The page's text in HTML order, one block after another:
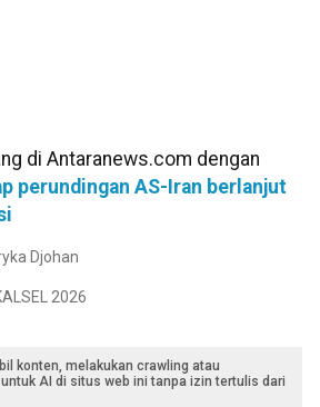
di Antaranews.com dengan
perundingan AS-Iran berlanjut
Djohan
2026
konten, melakukan crawling atau
AI di situs web ini tanpa izin tertulis dari